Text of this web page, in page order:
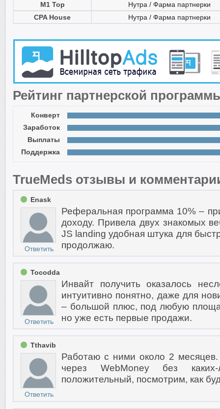
M1 Top
Нутра / Фарма партнерки
CPA House
Нутра / Фарма партнерки
Рейтинг партнерской
Конверт
Заработок
Выплаты
Поддержка
TrueMeds отзывы и
Enask
Ответить
Реферальная программа 10% –
доходу. Привела двух знакомых
JS landing удобная штука для
продолжаю.
Tocodda
Ответить
Инвайт получить оказалось
интуитивно понятно, даже для
– большой плюс, под любую
но уже есть первые продажи.
Tthavib
Ответить
Работаю с ними около 2
через WebMoney без
положительный, посмотрим, как